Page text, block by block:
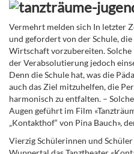
Vermehrt melden sich In letzter
und gefordert von der Schule,
Wirtschaft vorzubereiten.
der Verabsolutierung jedoch
Denn die Schule hat, was die
auch das Ziel mitzuhelfen, die
harmonisch zu entfalten. –
Augen geführt im Film
„Kontakthof“ von Pina Bauch»,
Vierzig Schülerinnen und